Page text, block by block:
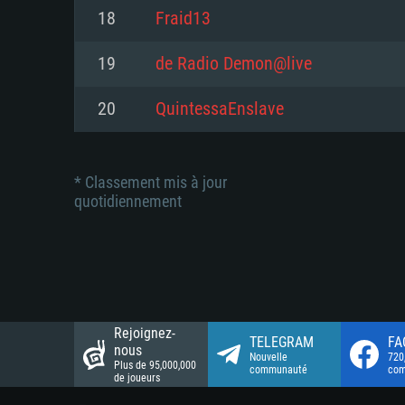
Disque dur: 23.1 Go (client
Disque dur: 62,2 Go (client
Connection: Connexion Internet
Disque dur: 62,2 Go (client
18 Fraid13
19 de Radio Demon@live
20 QuintessaEnslave
* Classement mis à jour
quotidiennement
Rejoignez-
nous
Plus de 95,000,000
de joueurs
TELEGRAM
Nouvelle
communauté